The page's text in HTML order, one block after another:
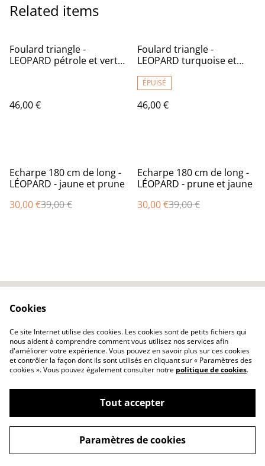
Related items
Foulard triangle -
LEOPARD pétrole et vert
46,00 €
Foulard triangle -
LEOPARD turquoise et
ÉPUISÉ
46,00 €
%
Echarpe 180 cm de long -
LÉOPARD - jaune et prune
30,00 €39,00 €
%
Echarpe 180 cm de long -
LÉOPARD - prune et jaune
30,00 €39,00 €
Politique de
confidentialité
Politique de cookies
©2026Poëco
powered by
Cookies
Ce site Internet utilise des cookies. Les cookies sont de petits fichiers qui
nous aident à comprendre comment vous utilisez nos services afin
d'améliorer votre expérience. Vous pouvez en savoir plus sur ces cookies
et contrôler la façon dont ils sont utilisés en cliquant sur « Paramètres des
cookies ». Vous pouvez également consulter notre politique de cookies.
Tout accepter
Paramètres de cookies